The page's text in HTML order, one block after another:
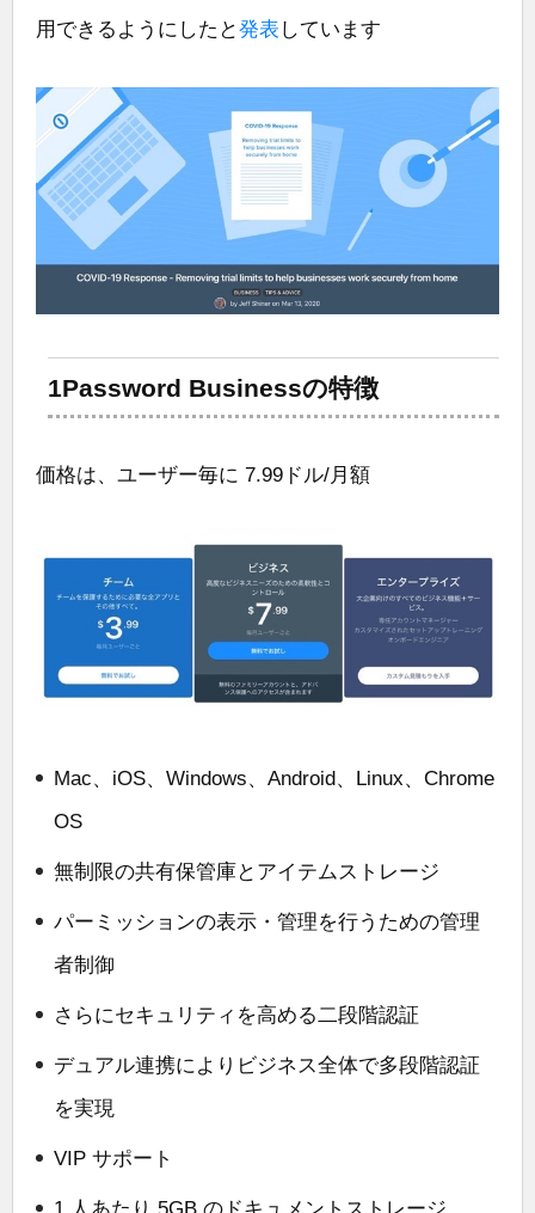
用できるようにしたと発表 しています
1Password Businessの特徴
価格は、ユーザー毎に 7.99ドル/月額
Mac、iOS、Windows、Android、Linux、Chrome
OS
無制限の共有保管庫とアイテムストレージ
パーミッションの表示・管理を行うための管理
者制御
さらにセキュリティを高める二段階認証
デュアル連携によりビジネス全体で多段階認証
を実現
VIP サポート